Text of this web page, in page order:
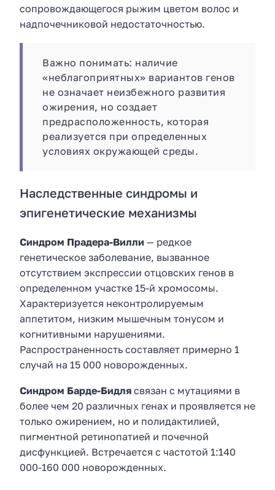
сопровождающегося рыжим цветом волос и
надпочечниковой недостаточностью.
Важно понимать: наличие
«неблагоприятных» вариантов генов
не означает неизбежного развития
ожирения, но создает
предрасположенность, которая
реализуется при определенных
условиях окружающей среды.
Наследственные синдромы и
эпигенетические механизмы
Синдром Прадера-Вилли — редкое
генетическое заболевание, вызванное
отсутствием экспрессии отцовских генов в
определенном участке 15-й хромосомы.
Характеризуется неконтролируемым
аппетитом, низким мышечным тонусом и
когнитивными нарушениями.
Распространенность составляет примерно 1
случай на 15 000 новорожденных.
Синдром Барде-Бидля связан с мутациями в
более чем 20 различных генах и проявляется не
только ожирением, но и полидактилией,
пигментной ретинопатией и почечной
дисфункцией. Встречается с частотой 1:140
000-160 000 новорожденных.